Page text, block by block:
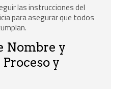
las instrucciones del
para asegurar que todos
Nombre y
y